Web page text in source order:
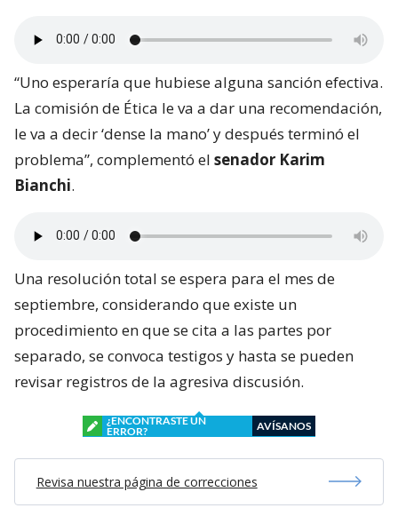
“Uno esperaría que hubiese alguna sanción efectiva.
La comisión de Ética le va a dar una recomendación,
le va a decir ‘dense la mano’ y después terminó el
problema”, complementó el senador Karim
Bianchi.
Una resolución total se espera para el mes de
septiembre, considerando que existe un
procedimiento en que se cita a las partes por
separado, se convoca testigos y hasta se pueden
revisar registros de la agresiva discusión.
¿ENCONTRASTE UN
ERROR?
AVÍSANOS
Revisa nuestra página de correcciones